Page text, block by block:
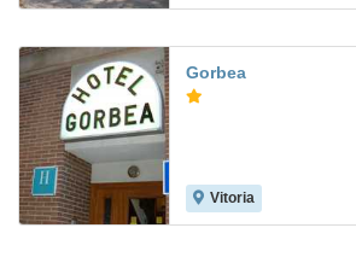
Gorbea
Vitoria